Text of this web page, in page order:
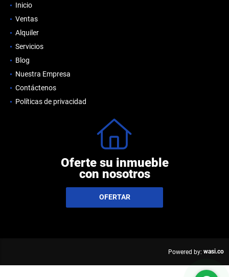
Inicio
Ventas
Alquiler
Servicios
Blog
Nuestra Empresa
Contáctenos
Políticas de privacidad
Oferte su inmueble
con nosotros
OFERTAR
Powered by: wasi.co